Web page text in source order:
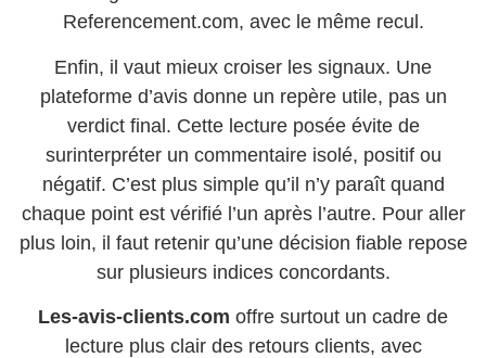
Referencement.com, avec le même recul.
Enfin, il vaut mieux croiser les signaux. Une
plateforme d’avis donne un repère utile, pas un
verdict final. Cette lecture posée évite de
surinterpréter un commentaire isolé, positif ou
négatif. C’est plus simple qu’il n’y paraît quand
chaque point est vérifié l’un après l’autre. Pour aller
plus loin, il faut retenir qu’une décision fiable repose
sur plusieurs indices concordants.
Les-avis-clients.com offre surtout un cadre de
lecture plus clair des retours clients, avec